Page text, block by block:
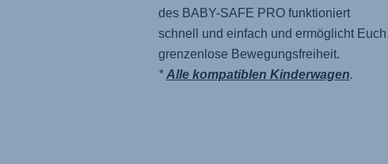
des BABY-SAFE PROfunktioniert
schnell und einfach und ermöglicht Euch
grenzenlose Bewegungsfreiheit.
*Alle kompatiblen Kinderwagen.